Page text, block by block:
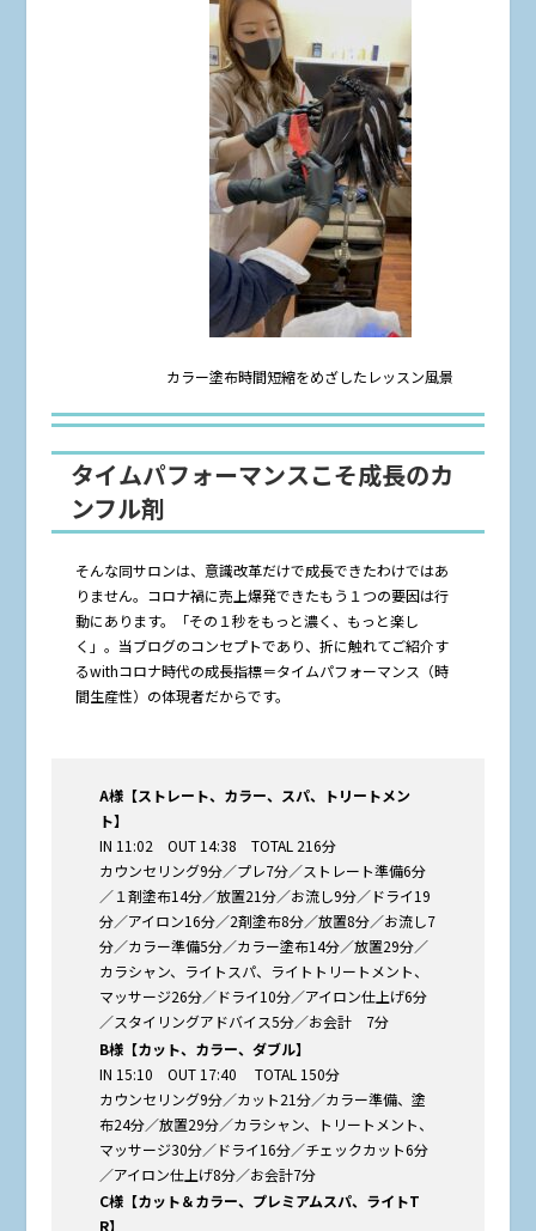
カラー塗布時間短縮をめざしたレッスン風景
タイムパフォーマンスこそ成長のカ
ンフル剤
そんな同サロンは、意識改革だけで成長できたわけではあ
りません。コロナ禍に売上爆発できたもう１つの要因は行
動にあります。「その１秒をもっと濃く、もっと楽し
く」。当ブログのコンセプトであり、折に触れてご紹介す
るwithコロナ時代の成長指標＝タイムパフォーマンス（時
間生産性）の体現者だからです。
A様【ストレート、カラー、スパ、トリートメン
ト】
IN 11:02 OUT 14:38 TOTAL 216分
カウンセリング9分／プレ7分／ストレート準備6分
／１剤塗布14分／放置21分／お流し9分／ドライ19
分／アイロン16分／2剤塗布8分／放置8分／お流し7
分／カラー準備5分／カラー塗布14分／放置29分／
カラシャン、ライトスパ、ライトトリートメント、
マッサージ26分／ドライ10分／アイロン仕上げ6分
／スタイリングアドバイス5分／お会計 7分
B様【カット、カラー、ダブル】
IN 15:10 OUT 17:40 TOTAL 150分
カウンセリング9分／カット21分／カラー準備、塗
布24分／放置29分／カラシャン、トリートメント、
マッサージ30分／ドライ16分／チェックカット6分
／アイロン仕上げ8分／お会計7分
C様【カット＆カラー、プレミアムスパ、ライトT
R】